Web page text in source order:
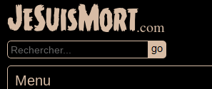
JeSuisMort.com
Menu